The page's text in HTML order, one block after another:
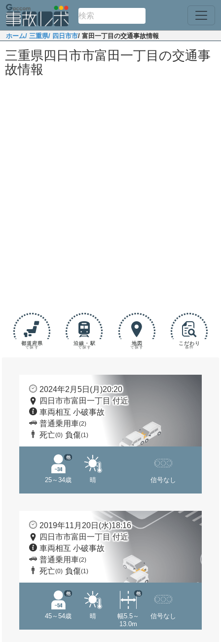
ホーム/ 三重県/ 四日市市/ 富田一丁目の交通事故情報
三重県四日市市富田一丁目の交通事
故情報
都道府県
で探す
沿線・駅
で探す
地図
で探す
こだわり
条件
2024年2月5日(月)20:20
四日市市富田一丁目 付近
車両相互 小破事故
普通乗用車(2)
死亡(0) 負傷(1)
25～34歳
他
晴 信号なし
2019年11月20日(水)18:16
四日市市富田一丁目 付近
車両相互 小破事故
普通乗用車(2)
死亡(0) 負傷(1)
45～54歳
他
晴
幅5.5～
13.0m
他
信号なし